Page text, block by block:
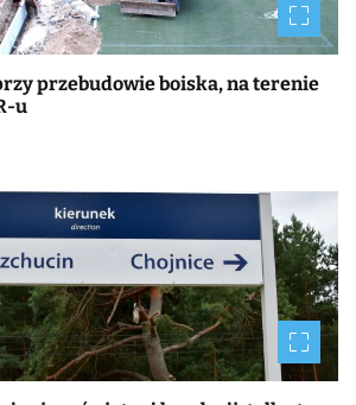
przebudowie boiska, na terenie
u